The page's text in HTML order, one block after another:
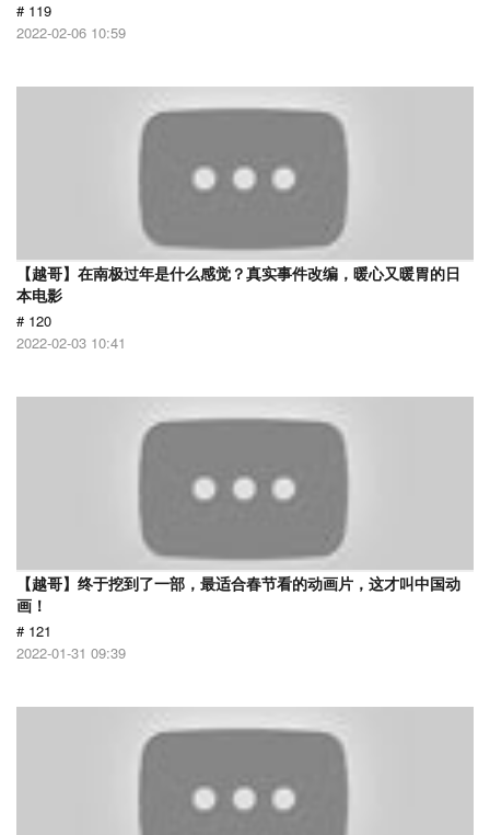
# 119
2022-02-06 10:59
【越哥】在南极过年是什么感觉？真实事件改编，暖心又暖胃的日
本电影
# 120
2022-02-03 10:41
【越哥】终于挖到了一部，最适合春节看的动画片，这才叫中国动
画！
# 121
2022-01-31 09:39